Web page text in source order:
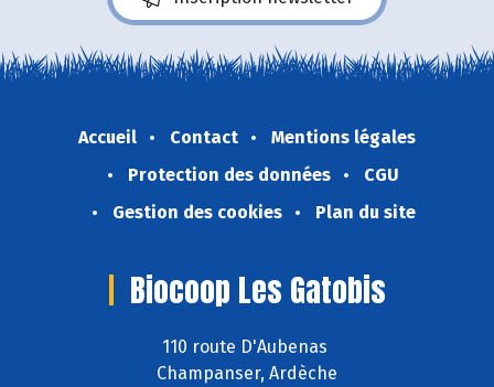
Accueil Contact
Mentions légales
Protection des données
CGU
Gestion des cookies
Plan du site
Biocoop Les Gatobis
110 route D'Aubenas
Champanser, Ardèche